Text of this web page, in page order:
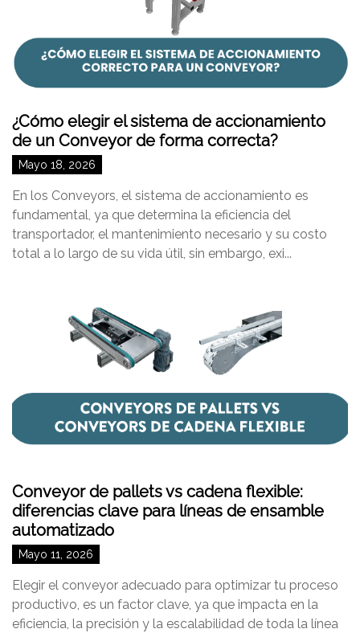
¿Cómo elegir el sistema de accionamiento
de un Conveyor de forma correcta?
Mayo 18, 2026
En los Conveyors, el sistema de accionamiento es
fundamental, ya que determina la eficiencia del
transportador, el mantenimiento necesario y su costo
total a lo largo de su vida útil, sin embargo, exi...
Conveyor de pallets vs cadena flexible:
diferencias clave para líneas de ensamble
automatizado
Mayo 11, 2026
Elegir el conveyor adecuado para optimizar tu proceso
productivo, es un factor clave, ya que impacta en la
eficiencia, la precisión y la escalabilidad de toda la línea